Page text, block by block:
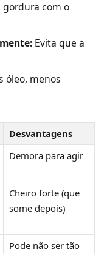
gordura com o
Evita que a
óleo, menos
Desvantagens
Demora para agir
Cheiro forte (que
some depois)
Pode não ser tão